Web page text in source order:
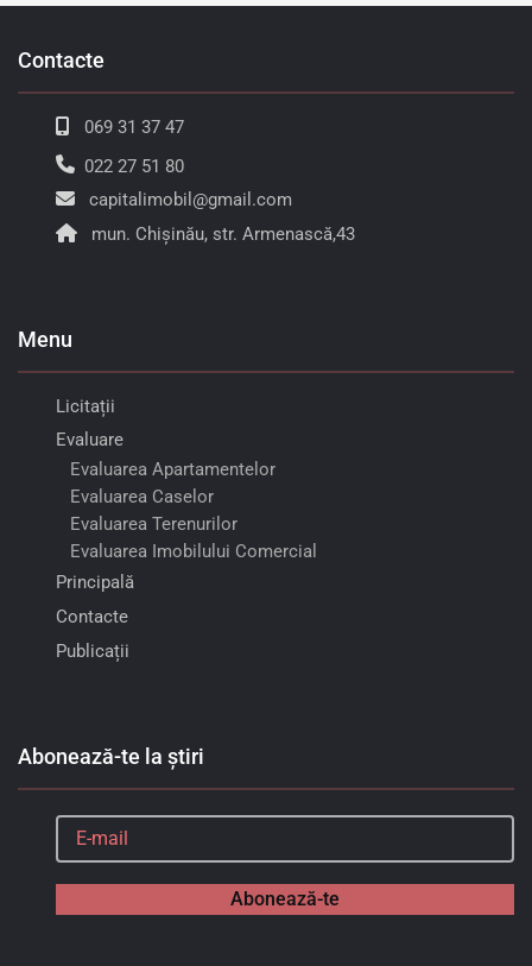
Contacte
069 31 37 47
022 27 51 80
capitalimobil@gmail.com
mun. Chișinău, str. Armenască,43
Menu
Licitații
Evaluare
Evaluarea Apartamentelor
Evaluarea Caselor
Evaluarea Terenurilor
Evaluarea Imobilului Comercial
Principală
Contacte
Publicații
Abonează-te la știri
Abonează-te